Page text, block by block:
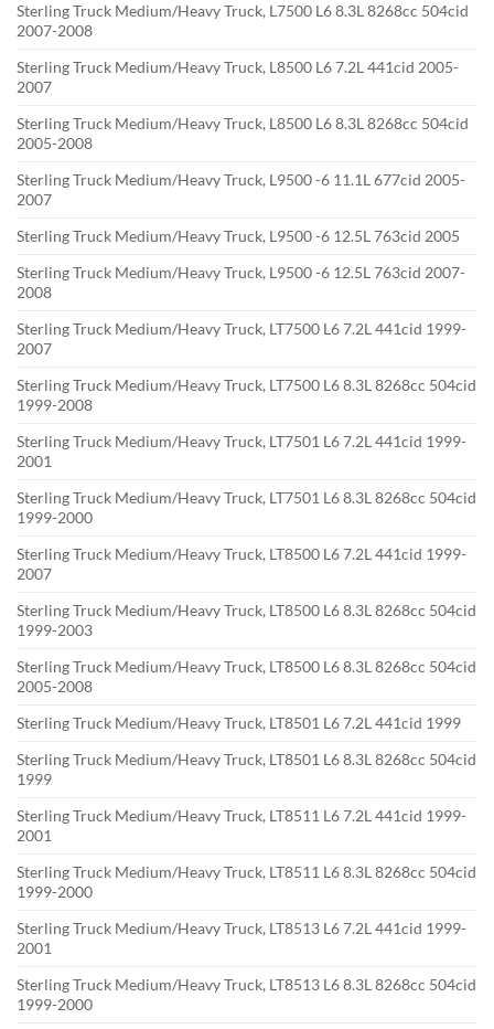
Sterling Truck Medium/Heavy Truck, L7500 L6 8.3L 8268cc 504cid
2007-2008
Sterling Truck Medium/Heavy Truck, L8500 L6 7.2L 441cid 2005-
2007
Sterling Truck Medium/Heavy Truck, L8500 L6 8.3L 8268cc 504cid
2005-2008
Sterling Truck Medium/Heavy Truck, L9500 -6 11.1L 677cid 2005-
2007
Sterling Truck Medium/Heavy Truck, L9500 -6 12.5L 763cid 2005
Sterling Truck Medium/Heavy Truck, L9500 -6 12.5L 763cid 2007-
2008
Sterling Truck Medium/Heavy Truck, LT7500 L6 7.2L 441cid 1999-
2007
Sterling Truck Medium/Heavy Truck, LT7500 L6 8.3L 8268cc 504cid
1999-2008
Sterling Truck Medium/Heavy Truck, LT7501 L6 7.2L 441cid 1999-
2001
Sterling Truck Medium/Heavy Truck, LT7501 L6 8.3L 8268cc 504cid
1999-2000
Sterling Truck Medium/Heavy Truck, LT8500 L6 7.2L 441cid 1999-
2007
Sterling Truck Medium/Heavy Truck, LT8500 L6 8.3L 8268cc 504cid
1999-2003
Sterling Truck Medium/Heavy Truck, LT8500 L6 8.3L 8268cc 504cid
2005-2008
Sterling Truck Medium/Heavy Truck, LT8501 L6 7.2L 441cid 1999
Sterling Truck Medium/Heavy Truck, LT8501 L6 8.3L 8268cc 504cid
1999
Sterling Truck Medium/Heavy Truck, LT8511 L6 7.2L 441cid 1999-
2001
Sterling Truck Medium/Heavy Truck, LT8511 L6 8.3L 8268cc 504cid
1999-2000
Sterling Truck Medium/Heavy Truck, LT8513 L6 7.2L 441cid 1999-
2001
Sterling Truck Medium/Heavy Truck, LT8513 L6 8.3L 8268cc 504cid
1999-2000